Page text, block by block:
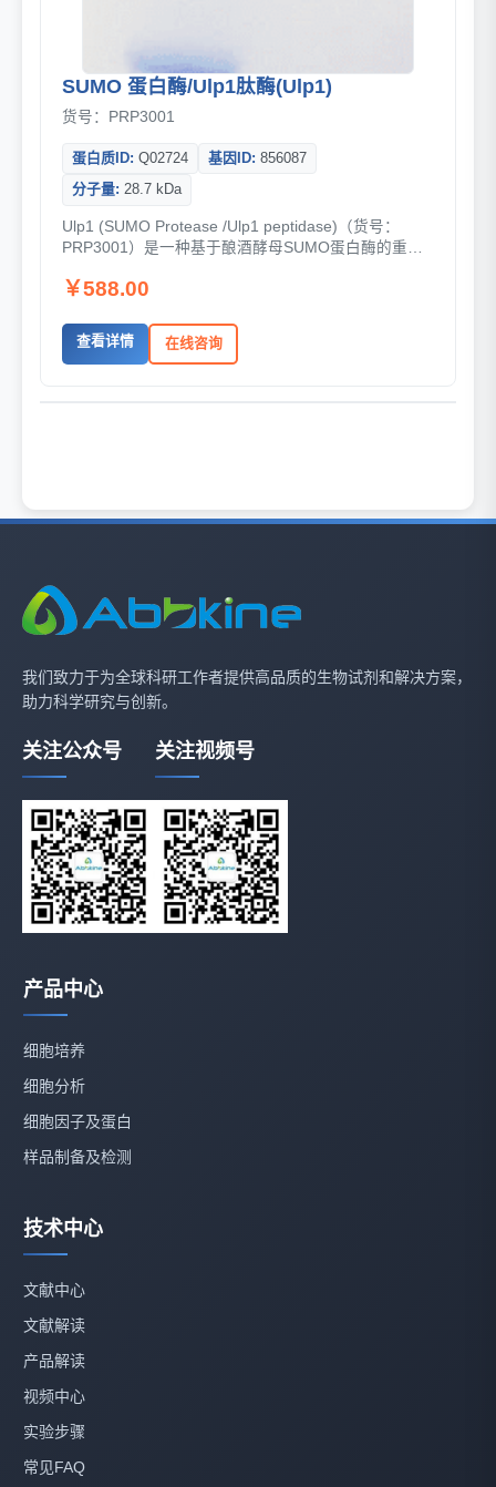
SUMO 蛋白酶/Ulp1肽酶(Ulp1)
货号：PRP3001
蛋白质ID: Q02724 基因ID: 856087
分子量: 28.7 kDa
Ulp1 (SUMO Protease /Ulp1 peptidase)（货号：
PRP3001）是一种基于酿酒酵母SUMO蛋白酶的重组
￥588.00
查看详情 在线咨询
我们致力于为全球科研工作者提供高品质的生物试剂和解决方案，
助力科学研究与创新。
关注公众号 关注视频号
产品中心
细胞培养
细胞分析
细胞因子及蛋白
样品制备及检测
技术中心
文献中心
文献解读
产品解读
视频中心
实验步骤
常见FAQ